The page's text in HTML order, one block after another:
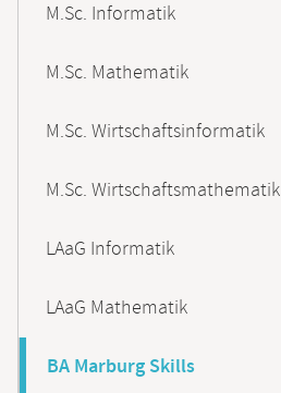
M.Sc. Informatik
M.Sc. Mathematik
M.Sc. Wirtschaftsinformatik
M.Sc. Wirtschaftsmathematik
LAaG Informatik
LAaG Mathematik
BA Marburg Skills